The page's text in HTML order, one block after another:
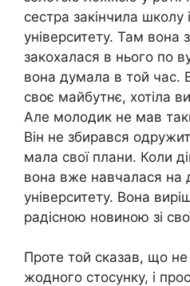
сестра закінчила школу
університету. Там вона
закохалася в нього по
вона думала в той час.
своє майбутнє, хотіла
Але молодик не мав
Він не збирався
мала свої плани. Коли
вона вже навчалася на
університету. Вона
радісною новиною зі
Проте той сказав, що
жодного стосунку, і